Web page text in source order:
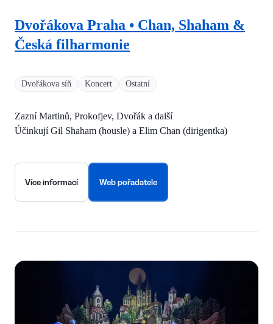
Dvořákova síň Koncert Ostatní
Dvořákova Praha • Chan, Shaham &
Česká filharmonie
Zazní Martinů, Prokofjev, Dvořák a další
Účinkují Gil Shaham (housle) a Elim Chan (dirigentka)
Více informací Web pořadatele